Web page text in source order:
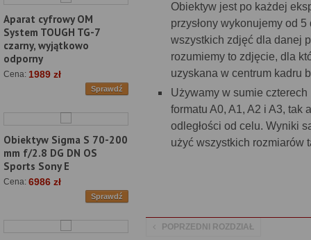
Aparat cyfrowy OM
System TOUGH TG-7
czarny, wyjątkowo
odporny
Cena: 1989 zł
Sprawdź
Obiektyw Sigma S 70-200
mm f/2.8 DG DN OS
Sports Sony E
Cena: 6986 zł
Sprawdź
Obiektyw jest po każdej
przysłony wykonujemy od
wszystkich zdjęć dla danej
rozumiemy to zdjęcie, dla
uzyskana w centrum kadru
Używamy w sumie
formatu A0, A1, A2 i A3,
odległości od celu. Wyniki
użyć wszystkich rozmiarów
POPRZEDNI ROZDZIAŁ